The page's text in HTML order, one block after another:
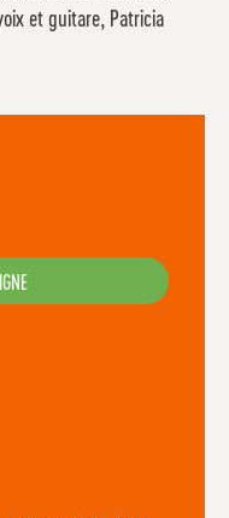
et guitare, Patricia